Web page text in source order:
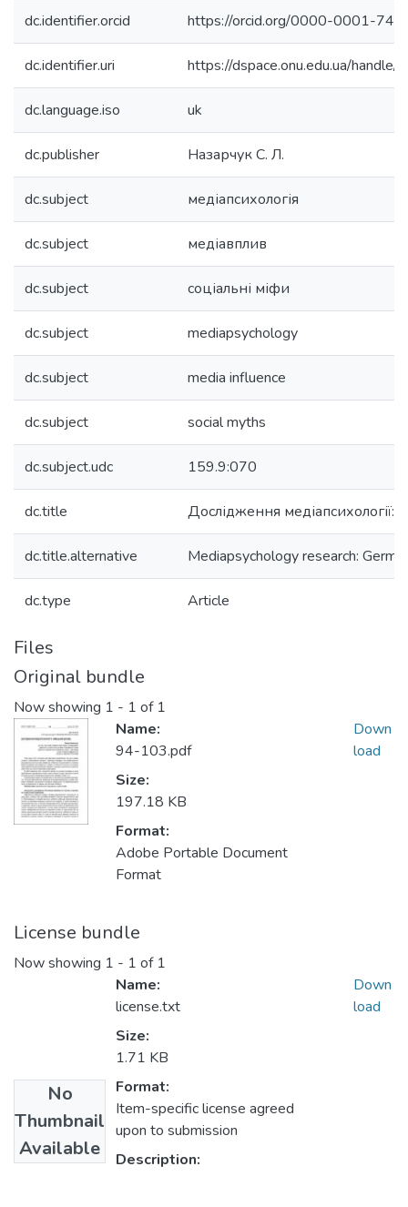
dc.identifier.orcid https://orcid.org/0000-0001-
dc.identifier.uri https://dspace.onu.edu.ua/
dc.language.iso uk
dc.publisher Назарчук С. Л.
dc.subject медіапсихологія
dc.subject медіавплив
dc.subject соціальні міфи
dc.subject mediapsychology
dc.subject media influence
dc.subject social myths
dc.subject.udc 159.9:070
dc.title Дослідження медіапсихології:
dc.title.alternative Mediapsychology research:
dc.type Article
Files
Original bundle
Now showing 1 - 1 of 1
Name:
94-103.pdf
Size:
197.18 KB
Format:
Adobe Portable Document
Format
Down
load
License bundle
Now showing 1 - 1 of 1
No
Thumbnail
Available
Name:
license.txt
Size:
1.71 KB
Format:
Item-specific license agreed
upon to submission
Description:
Down
load